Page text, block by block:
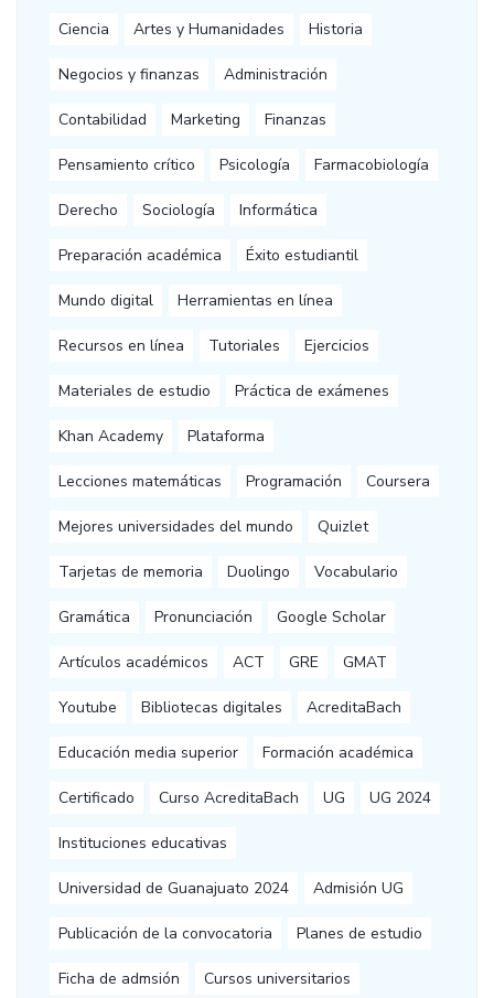
Ciencia Artes y Humanidades Historia
Negocios y finanzas Administración
Contabilidad Marketing Finanzas
Pensamiento crítico Psicología Farmacobiología
Derecho Sociología Informática
Preparación académica Éxito estudiantil
Mundo digital Herramientas en línea
Recursos en línea Tutoriales Ejercicios
Materiales de estudio Práctica de exámenes
Khan Academy Plataforma
Lecciones matemáticas Programación Coursera
Mejores universidades del mundo Quizlet
Tarjetas de memoria Duolingo Vocabulario
Gramática Pronunciación Google Scholar
Artículos académicos ACT GRE GMAT
Youtube Bibliotecas digitales AcreditaBach
Educación media superior Formación académica
Certificado Curso AcreditaBach UG UG 2024
Instituciones educativas
Universidad de Guanajuato 2024 Admisión UG
Publicación de la convocatoria Planes de estudio
Ficha de admsión Cursos universitarios